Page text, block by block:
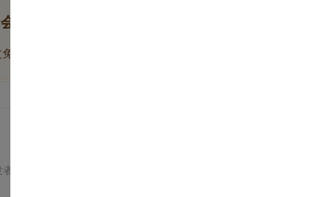
员后, 你将解锁
费学
设计。其 及KB5041234等累积更新，实现了